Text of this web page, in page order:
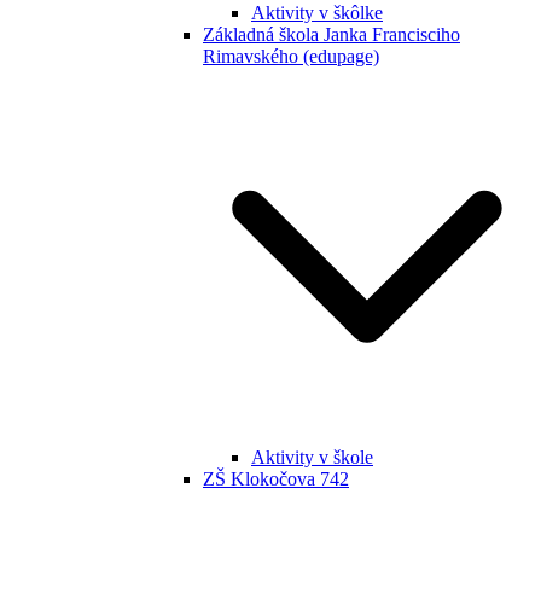
Aktivity v škôlke
Základná škola Janka Francisciho
Rimavského (edupage)
Aktivity v škole
ZŠ Klokočova 742